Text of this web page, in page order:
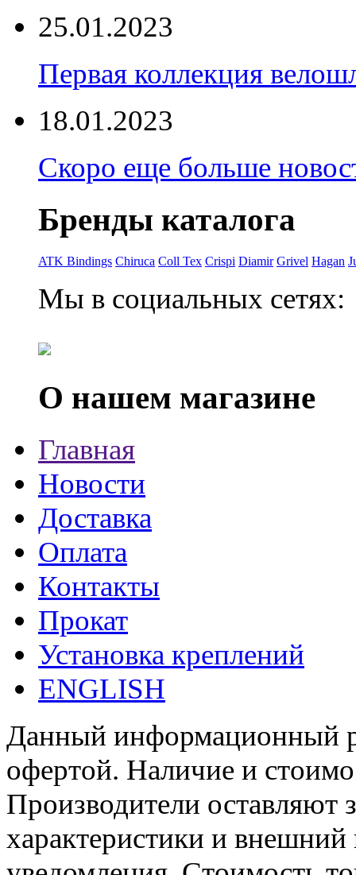
25.01.2023
Первая коллекция
18.01.2023
Скоро еще больше
Бренды каталога
ATK Bindings Chiruca Coll Tex Crispi Diamir Grivel Hagan
Мы в социальных сетях:
О нашем магазине
Главная
Новости
Доставка
Оплата
Контакты
Прокат
Установка креплений
ENGLISH
Данный информационный
офертой. Наличие и
Производители оставляют
характеристики и внешний